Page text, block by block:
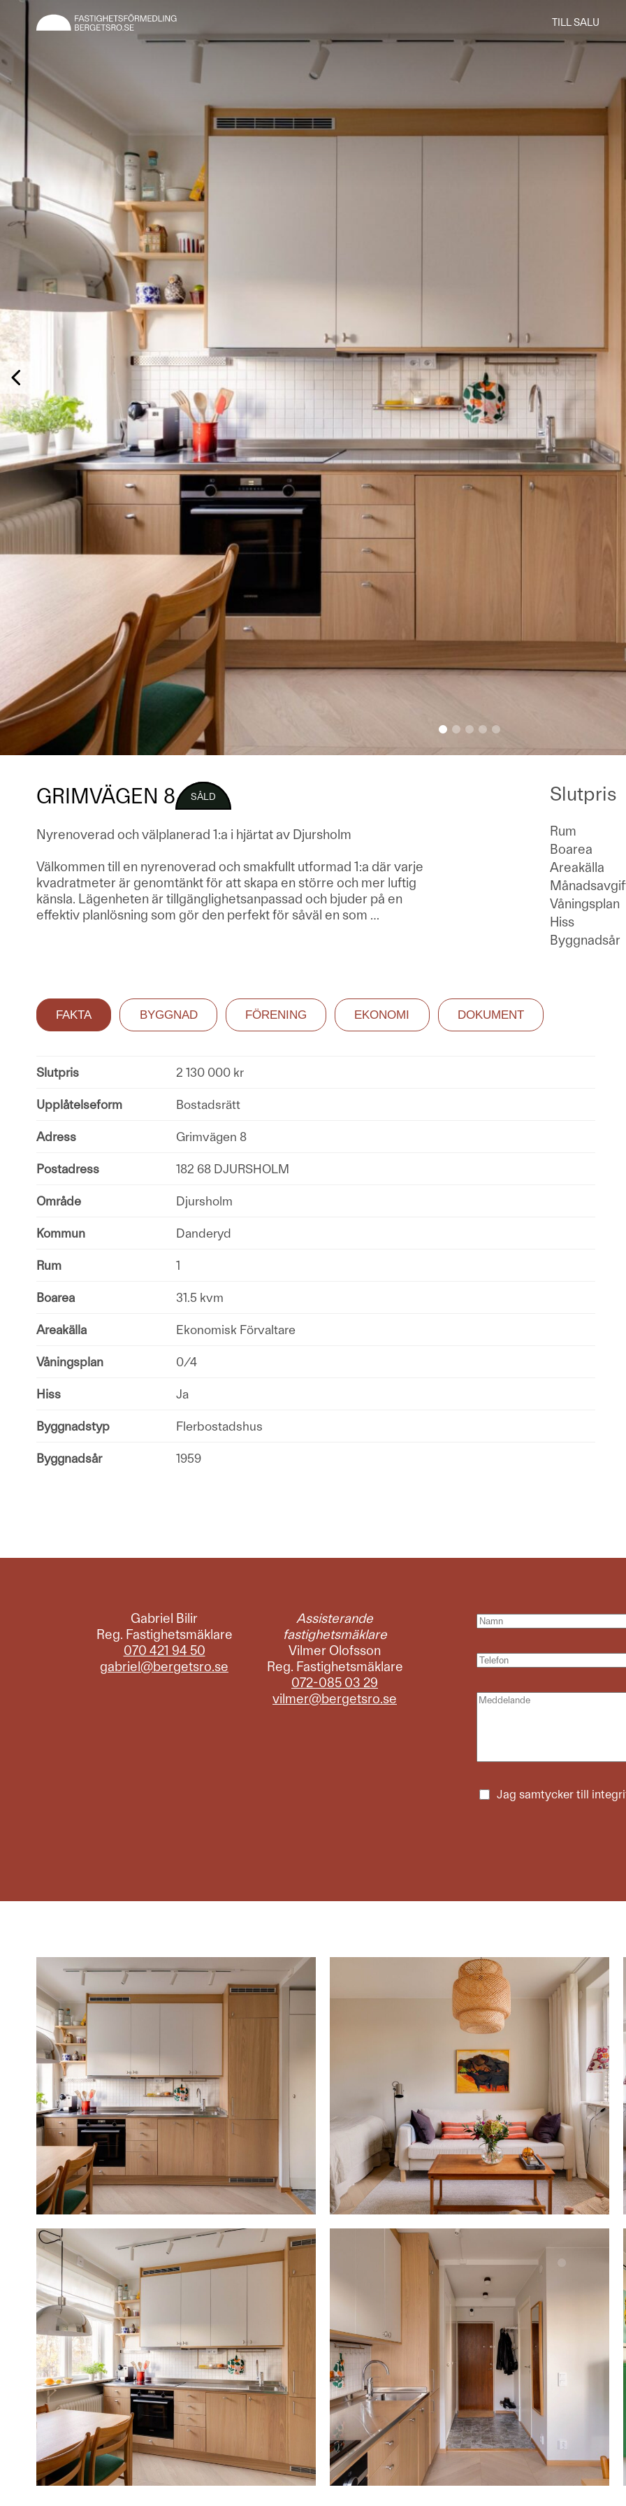
TILL SALU
GRIMVÄGEN 8 SÅLD
Nyrenoverad och välplanerad 1:a i hjärtat av Djursholm
Välkommen till en nyrenoverad och smakfullt utformad 1:a där varje
kvadratmeter är genomtänkt för att skapa en större och mer luftig
känsla. Lägenheten är tillgänglighetsanpassad och bjuder på en
effektiv planlösning som gör den perfekt för såväl en som …
Slutpris
Rum
Boarea
Areakälla
Våningsplan
Hiss
Byggnadsår
FAKTA BYGGNAD FÖRENING EKONOMI DOKUMENT
Slutpris 2 130 000 kr
Upplåtelseform Bostadsrätt
Adress Grimvägen 8
Postadress 182 68 DJURSHOLM
Område Djursholm
Kommun Danderyd
Rum 1
Boarea 31.5 kvm
Areakälla Ekonomisk Förvaltare
Våningsplan 0/4
Hiss Ja
Byggnadstyp Flerbostadshus
Byggnadsår 1959
Gabriel Bilir
Reg. Fastighetsmäklare
070 421 94 50
gabriel@bergetsro.se
Assisterande
fastighetsmäklare
Vilmer Olofsson
Reg. Fastighetsmäklare
072-085 03 29
vilmer@bergetsro.se
Jag samtycker till